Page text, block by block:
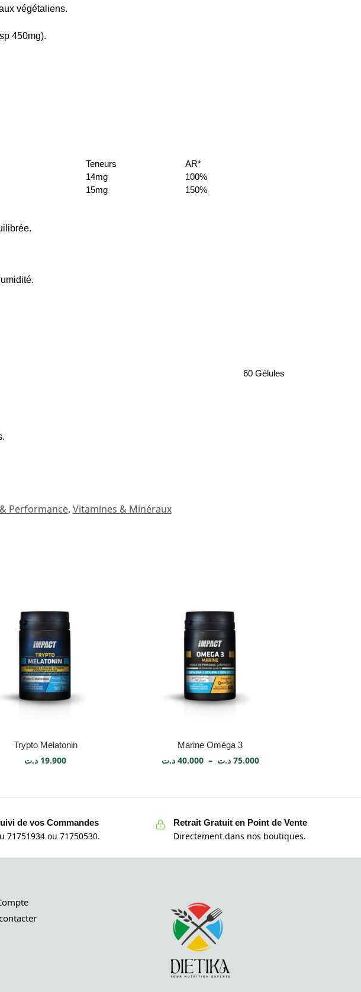
végétaliens.
450mg).
Teneurs
AR*
14mg
100%
15mg
150%
60 Gélules
Performance, Vitamines & Minéraux
Trypto Melatonin
19.900 د.ت
Marine Oméga 3
40.000 د.ت – 75.000 د.ت
de vos Commandes
71751934 ou 71750530.
Retrait Gratuit en Point de Vente
Directement dans nos boutiques.